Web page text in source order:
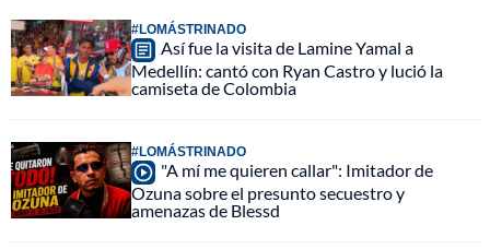
#LOMÁSTRINADO
Así fue la visita de Lamine Yamal a
Medellín: cantó con Ryan Castro y lució la
camiseta de Colombia
#LOMÁSTRINADO
"A mí me quieren callar": Imitador de
Ozuna sobre el presunto secuestro y
amenazas de Blessd